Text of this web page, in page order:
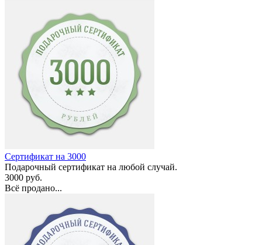
Сертификат на 3000
Подарочный сертификат на любой случай.
3000 руб.
Всё продано...